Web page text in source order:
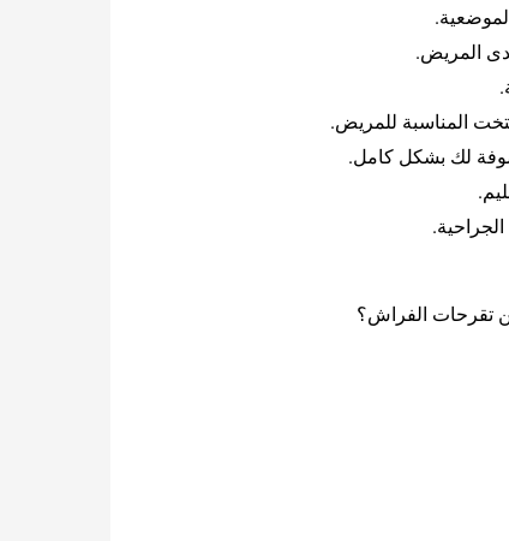
المريض.
المناسبة للمریض.
لك بشكل كامل.
تقرحات الفراش؟